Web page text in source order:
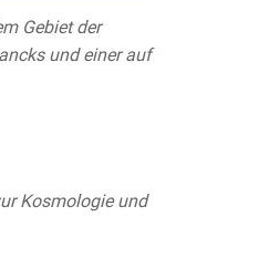
Gebiet der
und einer auf
Kosmologie und